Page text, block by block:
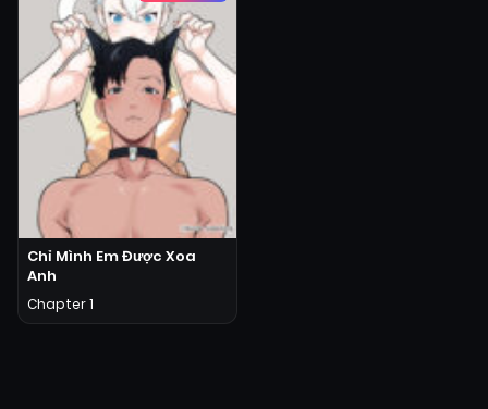
Chỉ Mình Em Được Xoa
Anh
Chapter 1